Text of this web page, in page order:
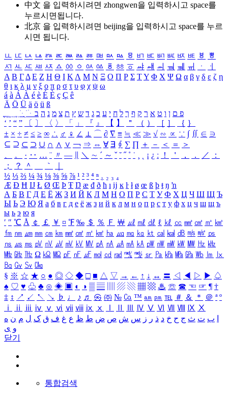
中文 을 입력하시려면 zhongwen을 입력하시고 space를
누르시면됩니다.
北京 을 입력하시려면 beijing을 입력하시고 space를 누르
시면 됩니다.
ㅥ ㅦ ㅧ ㅨ ㅩ ㅪ ㅫ ㅬ ㅭ ㅮ ㅯ ㅰ ㅱ ㅲ ㅳ ㅴ ㅵ ㅶ ㅷ ㅸ
ㅹ
ㅺ ㅻ ㅼ ㅽ ㅾ ㅿ ㆀ ㆁ ㆂ ㆃ ㆄ ㆅ ㆆ ㆇ ㆈ ㆉ ㆊ ㆋ ㆌ ㆍ
ㆎ
Α Β ΓΔ Ε Ζ Η Θ Ι ΚΛ Μ Ν Ξ Ο Π Ρ Σ ΤΥ Φ Χ Ψ Ω α β γ δ ε ζ η
θ ι κ λ μ ν ξ ο π ρ σ τ υ φ χ ψ ω
á à Á À é è É È ç Ç ê
Ä Ö Ü ä ö ü ß
ִֶֹ ֻּ ׁׂ פ ם ן ו ט א ר ק ף ך ל ח י ע כ ג ד ש ץ ת צ מ נ ה ב
‘ ’ “ ” 〔 〕 〈 〉 「 」 『 』 【 】 ＂ （ ） ［ ］ ｛ ｝
± × ÷ ≠ ≤ ≥ ∞ ∴ ♂ ♀ ∠ ⊥ ⌒ ∂ ∇ ≡ ≒ ≪ ≫ √ ∽ ∝ ∵ ∫ ∬ ∈ ∋
⊆ ⊇ ⊂ ⊃ ∪ ∩ ∧ ∨ ￢ ⇒ ⇔ ∀ ∃ ∮ ∑ ∏ ＋ － ＜ ＝
＞
、
。 · ‥ … ¨ 〃 ― ＼ ∼ ´ ～ ˇ ˘ ˝ ˚ ˙ ¸ ¡ ¿ ː ！ ＇ ， ． ／
：
；
？ ＾ ｀
½ ⅓ ⅔ ¼ ¾ ⅛ ⅜ ⅝ ⅞ ¹ ² ³ ⁴ ⁿ ₁ ₂ ₃ ₄
Æ Ð Ħ Ĳ Ł Ø Œ Þ Ŧ Ŋ æ đ ð ħ ı ĳ ĸ ŀ ł ø œ ß þ ŧ ŋ ŉ
А Б В Г Д Е Ё Ж З И Й К Л М Н О П Р С Т У Ф Х Ц Ч Ш Щ Ъ
Ы Ь Э Ю Я а б в г д е ё ж з и й к л м н о п р с т у ф х ц ч ш щ ъ
ы ь э ю я
′ ″ ℃ Å ￠ ￡ ￥ ¤ ℉ ‰ ＄ ％ Ｆ ￦ ㎕ ㎖ ㎗ ℓ ㎘ ㏄ ㎣ ㎤ ㎥ ㎦
㎙ ㎚ ㎛ ㎜ ㎝ ㎞ ㎟ ㎠ ㎡ ㎢ ㏊ ㎍ ㎎ ㎏ ㏏ ㎈ ㎉ ㏈ ㎧ ㎨ ㎰
㎱ ㎲ ㎳ ㎴ ㎵ ㎶ ㎷ ㎸ ㎹ ㎀ ㎁ ㎂ ㎃ ㎄ ㎺ ㎻ ㎽ ㎾ ㎿ ㎐ ㎑
㎒ ㎓ ㎔ Ω ㏀ ㏁ ㎊ ㎋ ㎌ ㏖ ㏅ ㎭ ㎮ ㎯ ㏛ ㎩ ㎪ ㎫ ㎬ ㏝ ㏐
㏓
㏃ ㏉ ㏜ ㏆
§ ※ ☆ ★ ○ ● ◎ ◇ ◆ □ ■ △ ▽ → ← ↑ ↓ ↔ 〓 ◁ ◀ ▷ ▶ ♤
♠ ♡ ♥ ♧ ♣ ⊙ ◈ ▣ ◐ ◑ ▒ ▤ ▨ ▧ ▦ ▩ ♨ ☏ ☎ ☜ ☞ ¶ †
‡ ↕ ↗ ↙ ↖ ↘ ♭ ♩ ♪ ♬ ㉿ ㈜ № ㏇ ™ ㏂ ㏘ ℡ ＃ ＆ ＊ ＠ ª º
ⅰ
ⅱ ⅲ ⅳ ⅴ ⅵ ⅶ ⅷ ⅸ ⅹ Ⅳ Ⅴ Ⅵ Ⅶ Ⅷ Ⅸ Ⅹ
ب ت ث ج ح خ د ذ ر ز س ش ص ض ط ظ ع غ ف ق ک ل م ن ه
و ی
닫기
통합검색